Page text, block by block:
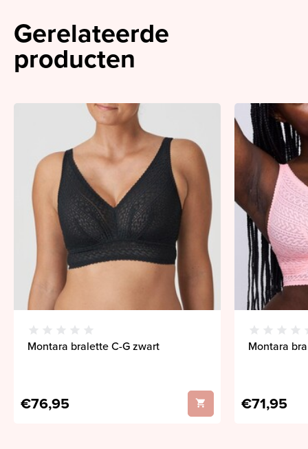
Gerelateerde
producten
Montara bralette C-G zwart
€76,95
Montara
€71,95